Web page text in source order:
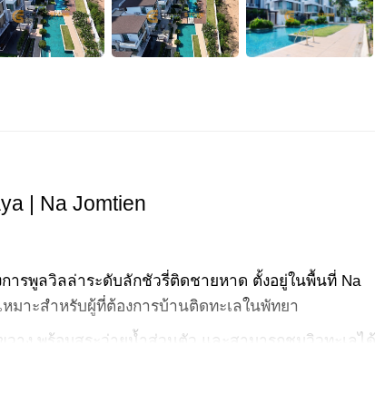
| Na Jomtien
การพูลวิลล่าระดับลักชัวรี่ติดชายหาด ตั้งอยู่ในพื้นที่ Na
มาะสำหรับผู้ที่ต้องการบ้านติดทะเลในพัทยา
าง พร้อมสระว่ายน้ำส่วนตัว และสามารถชมวิวทะเลได้
าศัยแบบรีสอร์ทตลอดทั้งปี